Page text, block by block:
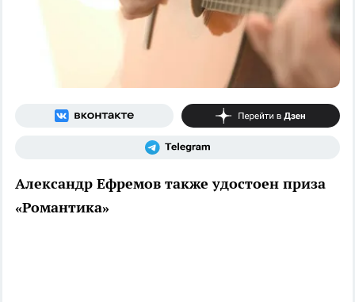
Александр Ефремов также удостоен приза
«Романтика»